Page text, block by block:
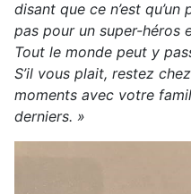
disant que ce n’est
pas pour un super-héros
Tout le monde peut y
S’il vous plait, restez
moments avec votre
derniers. »